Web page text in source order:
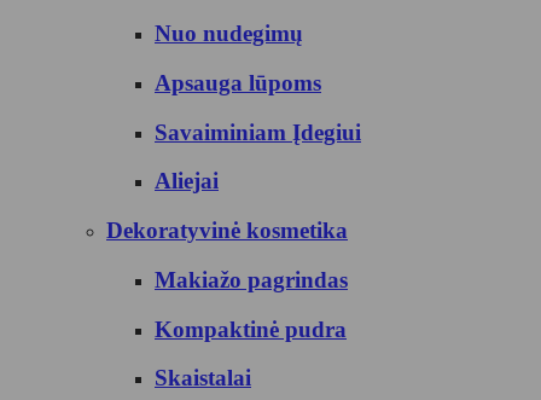
Nuo nudegimų
Apsauga lūpoms
Savaiminiam Įdegiui
Aliejai
Dekoratyvinė kosmetika
Makiažo pagrindas
Kompaktinė pudra
Skaistalai